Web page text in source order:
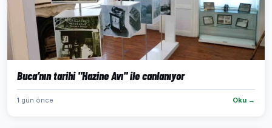
Buca’nın tarihi "Hazine Avı" ile canlanıyor
1 gün önce Oku →